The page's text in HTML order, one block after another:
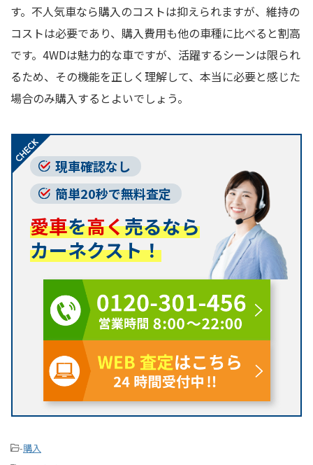
す。不人気車なら購入のコストは抑えられますが、維持の
コストは必要であり、購入費用も他の車種に比べると割高
です。4WDは魅力的な車ですが、活躍するシーンは限られ
るため、その機能を正しく理解して、本当に必要と感じた
場合のみ購入するとよいでしょう。
現車確認なし
簡単20秒で無料査定
愛車を高く売るなら
カーネクスト！
-購入